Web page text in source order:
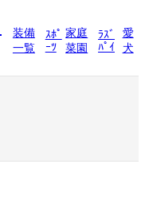
装備
一覧
ｽﾎﾟ
ｰﾂ
家庭
菜園
ﾗｽﾞ
ﾊﾟｲ
愛
犬